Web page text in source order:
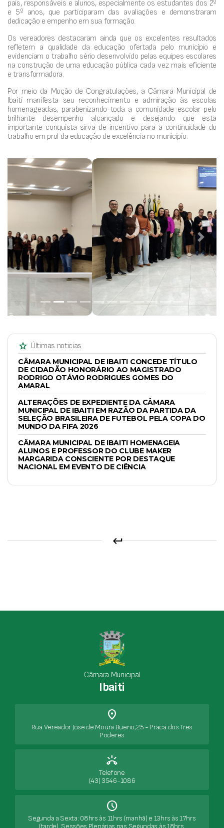
pais, responsáveis e alunos, especialmente os estudantes dos 2º
e 5º anos, que participaram das avaliações e demonstraram
dedicação e empenho em sua formação.
Os vereadores destacaram ainda que os excelentes resultados
refletem a qualidade da educação ofertada pelo município e
evidenciam o trabalho sério desenvolvido pelas equipes escolares
na construção de uma educação pública cada vez mais eficiente
e transformadora.
Por meio da Moção de Congratulações, a Câmara Municipal de
Ibaiti manifesta seu reconhecimento e admiração às escolas
homenageadas, parabenizando toda a comunidade escolar pelo
brilhante desempenho alcançado e desejando que esta
importante conquista sirva de incentivo para a continuidade do
trabalho em prol da educação de excelência no município.
Previous Next
star Últimas noticias
CÂMARA MUNICIPAL DE IBAITI CONCEDE TÍTULO
DE CIDADÃO HONORÁRIO AO MAGISTRADO
RODRIGO OTÁVIO RODRIGUES GOMES DO
AMARAL
ALTERAÇÕES DE EXPEDIENTE DA CÂMARA
MUNICIPAL DE IBAITI EM RAZÃO DA PARTIDA DA
SELEÇÃO BRASILEIRA DE FUTEBOL PELA COPA DO
MUNDO DA FIFA 2026
CÂMARA MUNICIPAL DE IBAITI HOMENAGEIA
ALUNOS E PROFESSOR DO CLUBE MAKER
MARGARIDA CONSCIENTE POR DESTAQUE
NACIONAL EM EVENTO DE CIÊNCIA
keyboard_return
Câmara Municipal
Ibaiti
place
Rua Vereador Jose de Moura Bueno,25 - Praca dos Tres
Poderes
ring_volume
Telefone
(43) 3546-1086
Schedule
Segunda a Sexta: 08hrs às 11hrs (manhã) e 13hrs às 17hrs
(tarde). Sessões Plenárias nas Segundas às 18hrs.